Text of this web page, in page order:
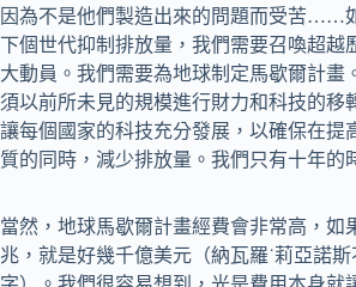
因為不是他們製造出來的問題而受苦……
下個世代抑制排放量，我們需要召喚超越
大動員。我們需要為地球制定馬歇爾計畫
須以前所未見的規模進行財力和科技的移
讓每個國家的科技充分發展，以確保在提
質的同時，減少排放量。我們只有十年的
當然，地球馬歇爾計畫經費會非常高，如
兆，就是好幾千億美元（納瓦羅˙莉亞諾